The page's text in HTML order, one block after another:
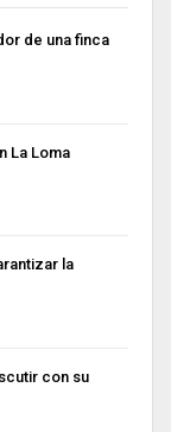
de una finca
La Loma
la
con su